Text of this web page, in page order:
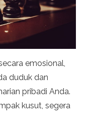
emosional,
duduk dan
pribadi Anda.
kusut, segera